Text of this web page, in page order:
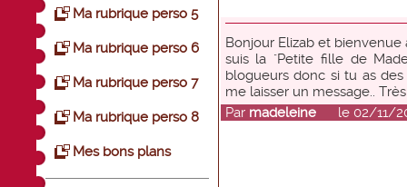
Ma rubrique perso 5
Ma rubrique perso 6
Ma rubrique perso 7
Ma rubrique perso 8
Mes bons plans
Bonjour Elizab et
suis la "Petite fille de
blogueurs donc si tu as
me laisser un message..
Par madeleinele 02/11/